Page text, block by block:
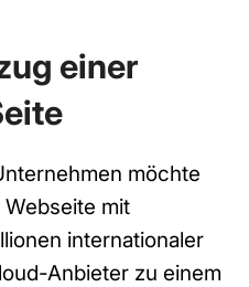
einer
möchte
mit
internationaler
Anbieter zu einem